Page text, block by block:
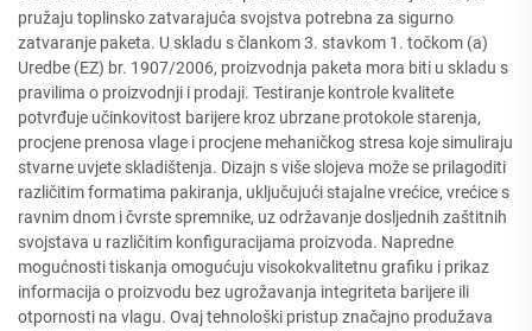
pružaju toplinsko zatvarajuća svojstva potrebna za sigurno
zatvaranje paketa. U skladu s člankom 3. stavkom 1. točkom (a)
Uredbe (EZ) br. 1907/2006, proizvodnja paketa mora biti u skladu s
pravilima o proizvodnji i prodaji. Testiranje kontrole kvalitete
potvrđuje učinkovitost barijere kroz ubrzane protokole starenja,
procjene prenosa vlage i procjene mehaničkog stresa koje simuliraju
stvarne uvjete skladištenja. Dizajn s više slojeva može se prilagoditi
različitim formatima pakiranja, uključujući stajalne vrećice, vrećice s
ravnim dnom i čvrste spremnike, uz održavanje dosljednih zaštitnih
svojstava u različitim konfiguracijama proizvoda. Napredne
mogućnosti tiskanja omogućuju visokokvalitetnu grafiku i prikaz
informacija o proizvodu bez ugrožavanja integriteta barijere ili
otpornosti na vlagu. Ovaj tehnološki pristup značajno produžava